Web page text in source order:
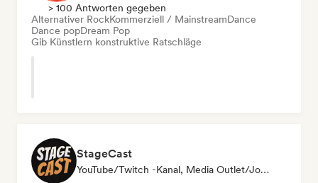
> 100 Antworten gegeben
Alternativer RockKommerziell / MainstreamDance
Dance popDream Pop
Gib Künstlern konstruktive Ratschläge
StageCast
YouTube/Twitch -Kanal, Media Outlet/Journalist, Mentorin, Social Media Influencer, Sound Experte